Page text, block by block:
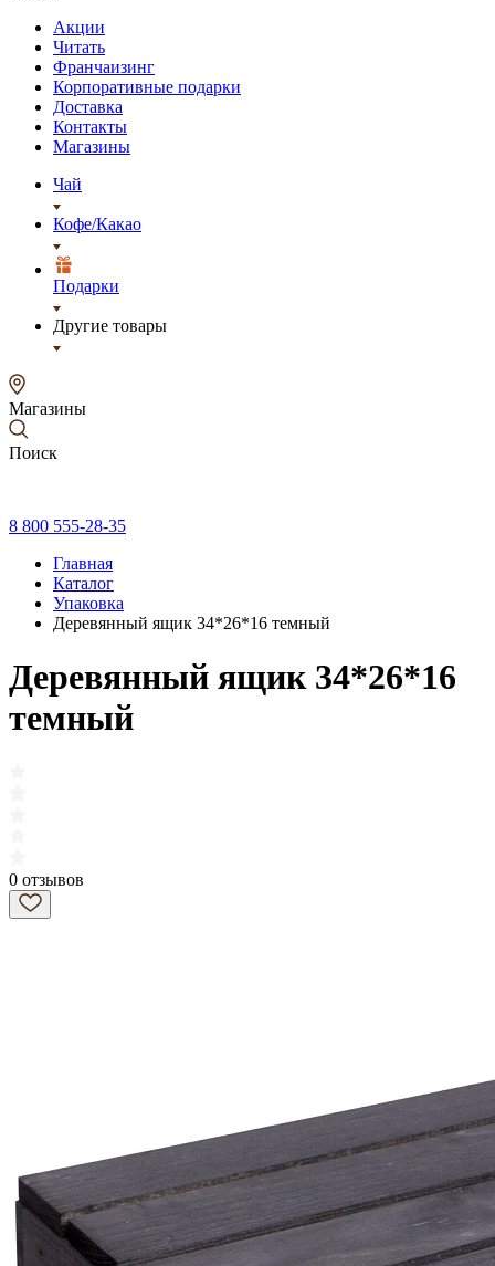
Акции
Читать
Франчаизинг
Корпоративные подарки
Доставка
Контакты
Магазины
Чай
Кофе/Какао
Подарки
Другие товары
Магазины
Поиск
8 800 555-28-35
Главная
Каталог
Упаковка
Деревянный ящик 34*26*16 темный
Деревянный ящик 34*26*16
темный
0 отзывов